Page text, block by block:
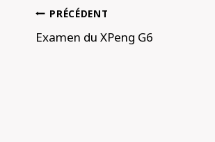
Navigation
de
PRÉCÉDENT
Examen du XPeng G6